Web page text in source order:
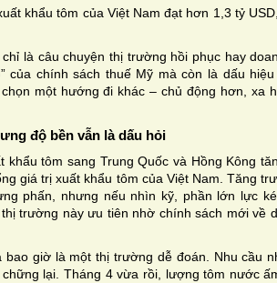
khẩu tôm của Việt Nam đạt hơn 1,3 tỷ
là câu chuyện thị trường hồi phục hay
của chính sách thuế Mỹ mà còn là dấu
một hướng đi khác – chủ động hơn, xa
độ bền vẫn là dấu hỏi
khẩu tôm sang Trung Quốc và Hồng Kông
giá trị xuất khẩu tôm của Việt Nam. Tăng
phấn, nhưng nếu nhìn kỹ, phần lớn lực
trường này ưu tiên nhờ chính sách mới về
bao giờ là một thị trường dễ đoán. Nhu cầu
lại. Tháng 4 vừa rồi, lượng tôm nước